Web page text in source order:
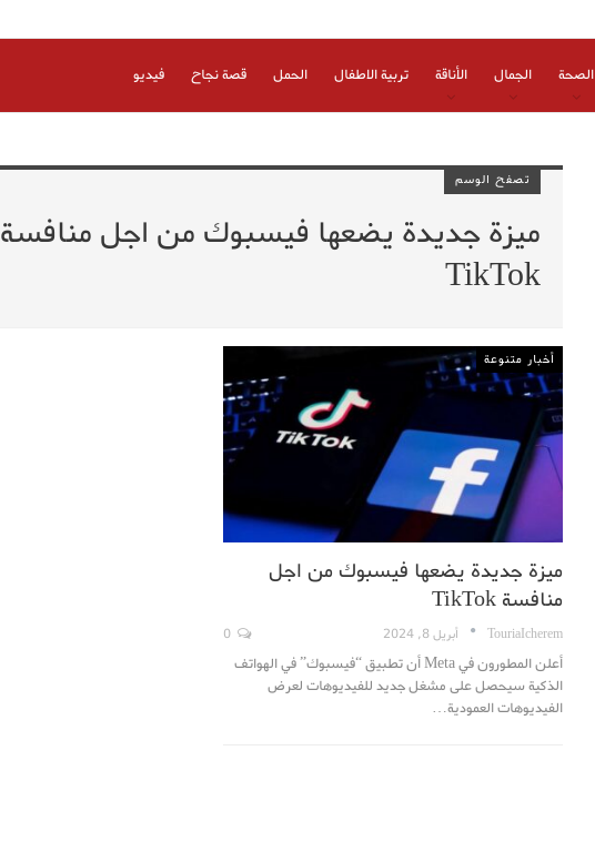
الصحة الجمال الأناقة تربية الاطفال الحمل قصة نجاح فيديو
تصفح الوسم
ميزة جديدة يضعها فيسبوك من اجل منافسة
TikTok
أخبار متنوعة
ميزة جديدة يضعها فيسبوك من اجل
منافسة TikTok
TouriaIcherem أبريل 8, 2024
أعلن المطورون في Meta أن تطبيق “فيسبوك” في الهواتف
الذكية سيحصل على مشغل جديد للفيديوهات لعرض
الفيديوهات العمودية…